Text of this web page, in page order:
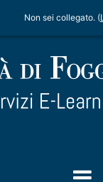
Non sei collegato. (